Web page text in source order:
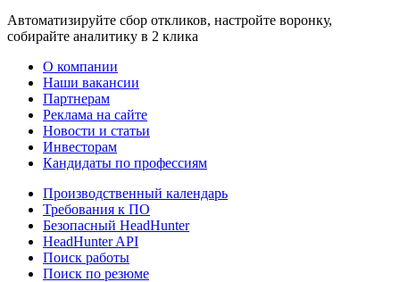
Автоматизируйте сбор откликов, настройте воронку,
собирайте аналитику в 2 клика
О компании
Наши вакансии
Партнерам
Реклама на сайте
Новости и статьи
Инвесторам
Кандидаты по профессиям
Производственный календарь
Требования к ПО
Безопасный HeadHunter
HeadHunter API
Поиск работы
Поиск по резюме